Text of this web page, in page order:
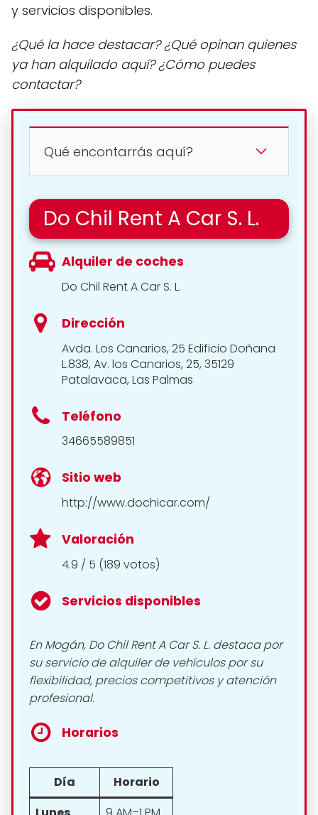
y servicios disponibles.
¿Qué la hace destacar? ¿Qué opinan quienes
ya han alquilado aquí? ¿Cómo puedes
contactar?
Qué encontarrás aquí?
Do Chil Rent A Car S. L.
Alquiler de coches
Do Chil Rent A Car S. L.
Dirección
Avda. Los Canarios, 25 Edificio Doñana
L.838, Av. los Canarios, 25, 35129
Patalavaca, Las Palmas
Teléfono
34665589851
Sitio web
http://www.dochicar.com/
Valoración
4.9 / 5 (189 votos)
Servicios disponibles
En Mogán, Do Chil Rent A Car S. L. destaca por
su servicio de alquiler de vehículos por su
flexibilidad, precios competitivos y atención
profesional.
Horarios
Día
Horario